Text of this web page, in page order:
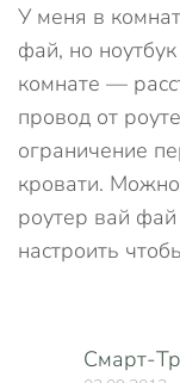
У меня в
фай, но
комнате —
провод от
ограничение
кровати.
роутер вай
настроить
Смарт-